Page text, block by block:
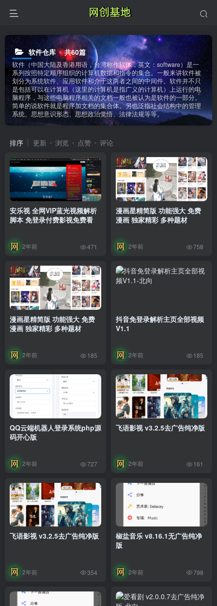
软件仓库 共60篇
软件（中国大陆及香港用语，台湾称作软体，英文：software）是一
系列按照特定顺序组织的计算机数据和指令的集合。一般来讲软件被
划分为系统软件、应用软件和介于这两者之间的中间件。软件并不只
是包括可以在计算机（这里的计算机是指广义的计算机）上运行的电
脑程序，与这些电脑程序相关的文档一般也被认为是软件的一部分。
简单的说软件就是程序加文档的集合体。另也泛指社会结构中的管理
系统、思想意识形态、思想政治觉悟、法律法规等等。
排序 更新 浏览 点赞 评论
安乐视 全网VIP蓝光视频解析
脚本 免登录付费影视免费看
2年前 471
漫画星精简版 功能强大 免费
漫画 独家精彩 多种题材
2年前 758
漫画星精简版 功能强大 免费
漫画 独家精彩 多种题材
2年前 185
抖音免登录解析主页全部视频
V1.1
2年前 185
QQ云端机器人登录系统php源
码开心版
2年前 727
飞语影视 v3.2.5去广告纯净版
2年前 161
飞语影视 v3.2.5去广告纯净版
2年前 354
椒盐音乐 v8.16.1无广告纯净
版
2年前 798